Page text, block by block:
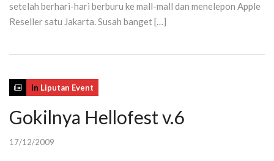
setelah berhari-hari berburu ke mall-mall dan menelepon Apple
Reseller satu Jakarta. Susah banget […]
In Liputan Event
Gokilnya Hellofest v.6
17/12/2009